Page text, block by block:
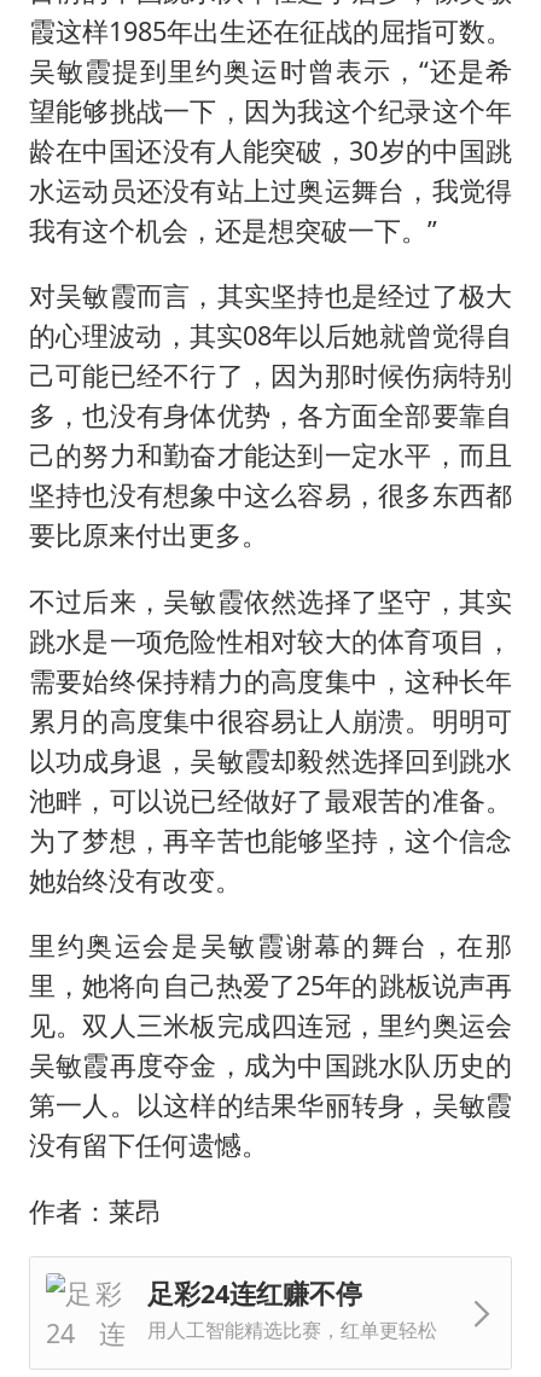
霞这样1985年出生还在征战的屈指可数。
吴敏霞提到里约奥运时曾表示，“还是希
望能够挑战一下，因为我这个纪录这个年
龄在中国还没有人能突破，30岁的中国跳
水运动员还没有站上过奥运舞台，我觉得
我有这个机会，还是想突破一下。”
对吴敏霞而言，其实坚持也是经过了极大
的心理波动，其实08年以后她就曾觉得自
己可能已经不行了，因为那时候伤病特别
多，也没有身体优势，各方面全部要靠自
己的努力和勤奋才能达到一定水平，而且
坚持也没有想象中这么容易，很多东西都
要比原来付出更多。
不过后来，吴敏霞依然选择了坚守，其实
跳水是一项危险性相对较大的体育项目，
需要始终保持精力的高度集中，这种长年
累月的高度集中很容易让人崩溃。明明可
以功成身退，吴敏霞却毅然选择回到跳水
池畔，可以说已经做好了最艰苦的准备。
为了梦想，再辛苦也能够坚持，这个信念
她始终没有改变。
里约奥运会是吴敏霞谢幕的舞台，在那
里，她将向自己热爱了25年的跳板说声再
见。双人三米板完成四连冠，里约奥运会
吴敏霞再度夺金，成为中国跳水队历史的
第一人。以这样的结果华丽转身，吴敏霞
没有留下任何遗憾。
作者：莱昂
足彩24连红赚不停
用人工智能精选比赛，红单更轻松